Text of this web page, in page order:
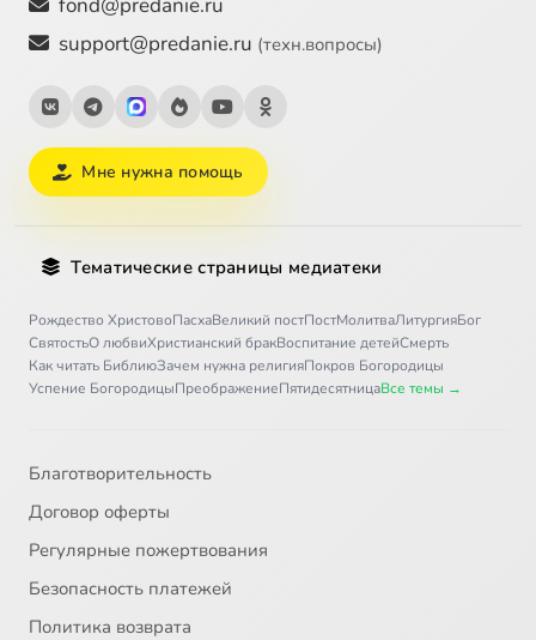
fond@predanie.ru
support@predanie.ru (техн.вопросы)
Мне нужна помощь
Тематические страницы медиатеки
Рождество ХристовоПасхаВеликий постПостМолитваЛитургияБог
СвятостьО любвиХристианский бракВоспитание детейСмерть
Как читать БиблиюЗачем нужна религияПокров Богородицы
Успение БогородицыПреображениеПятидесятницаВсе темы →
Благотворительность
Договор оферты
Регулярные пожертвования
Безопасность платежей
Политика возврата